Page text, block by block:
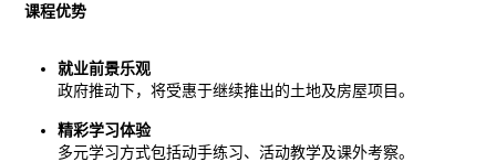
课程优势
就业前景乐观
政府推动下，将受惠于继续推出的土地及房屋项目。
精彩学习体验
多元学习方式包括动手练习、活动教学及课外考察。